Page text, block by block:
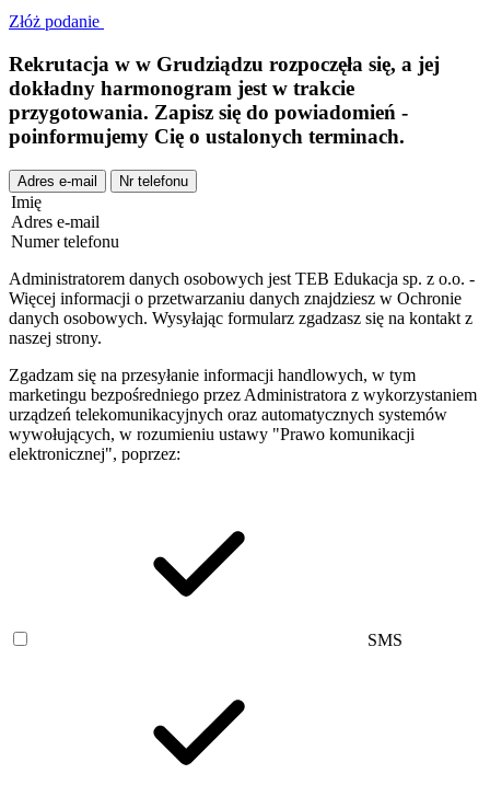
Złóż podanie
Rekrutacja w w Grudziądzu rozpoczęła się, a jej
dokładny harmonogram jest w trakcie
przygotowania. Zapisz się do powiadomień -
poinformujemy Cię o ustalonych terminach.
Adres e-mail Nr telefonu
Imię
Adres e-mail
Numer telefonu
Administratorem danych osobowych jest TEB Edukacja sp. z o.o. -
Więcej informacji o przetwarzaniu danych znajdziesz w Ochronie
danych osobowych. Wysyłając formularz zgadzasz się na kontakt z
naszej strony.
Zgadzam się na przesyłanie informacji handlowych, w tym
marketingu bezpośredniego przez Administratora z wykorzystaniem
urządzeń telekomunikacyjnych oraz automatycznych systemów
wywołujących, w rozumieniu ustawy "Prawo komunikacji
elektronicznej", poprzez:
SMS